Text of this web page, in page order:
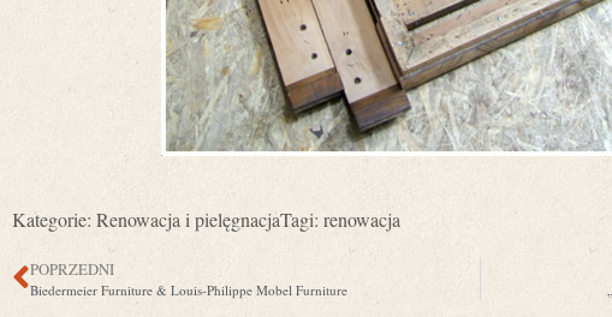
Kategorie: Renowacja i pielęgnacjaTagi: renowacja
POPRZEDNI
Biedermeier Furniture & Louis-Philippe Mobel Furniture